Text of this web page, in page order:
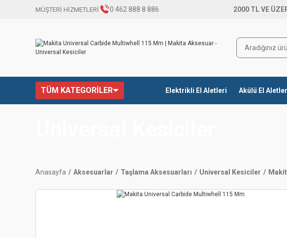
MÜŞTERİ HİZMETLERİ 0 462 888 8 886 2000 TL VE
TÜM KATEGORİLER Elektrikli El Aletleri Akülü El
Anasayfa Aksesuarlar Taşlama Aksesuarları Universal Kesiciler